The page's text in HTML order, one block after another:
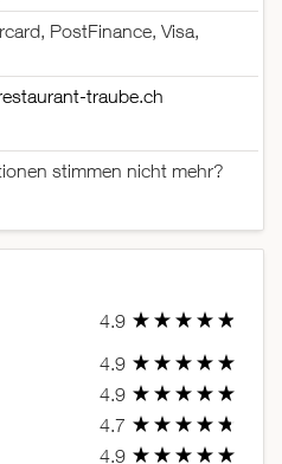
PostFinance, Visa,
traube.ch
stimmen nicht mehr?
4.9
4.9
4.9
4.7
4.9